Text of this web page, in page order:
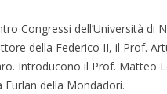
Congressi dell’Università
della Federico II, il Prof.
Introducono il Prof. Matteo
Furlan della Mondadori.